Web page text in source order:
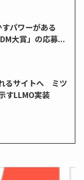
パワーがある
大賞」の応募...
るサイトへ ミツ
すLLMO実装